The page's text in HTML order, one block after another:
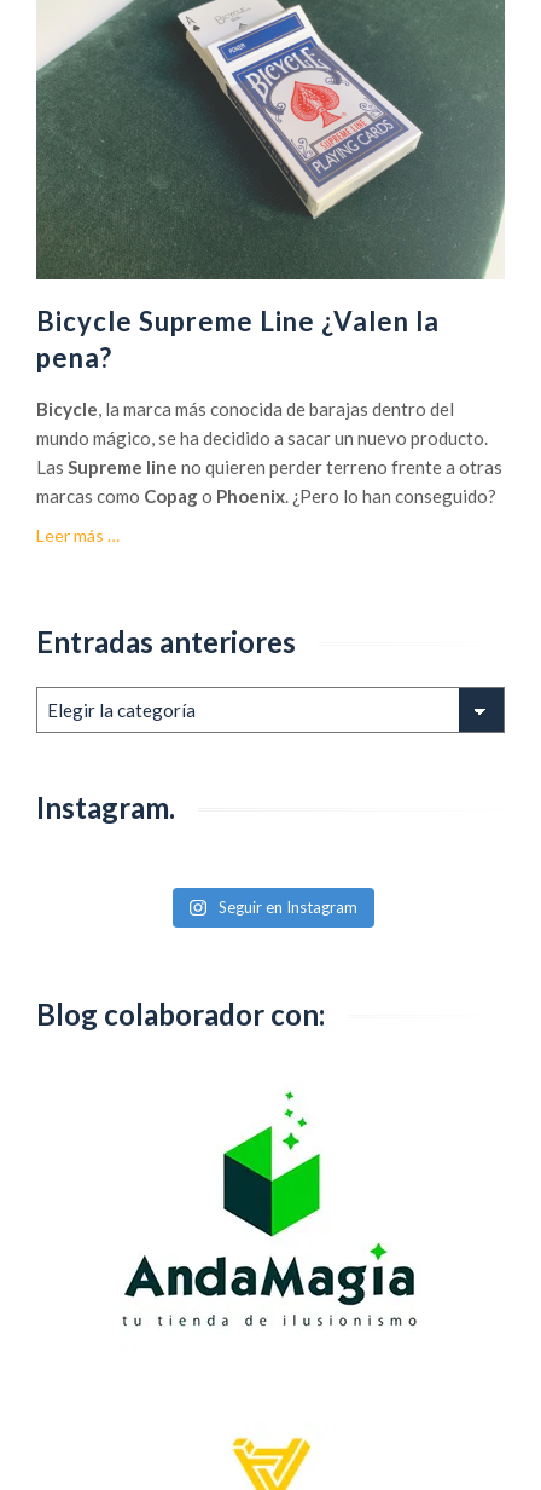
Bicycle Supreme Line ¿Valen la
pena?
Bicycle, la marca más conocida de barajas dentro del
mundo mágico, se ha decidido a sacar un nuevo producto.
Las Supreme line no quieren perder terreno frente a otras
marcas como Copago Phoenix. ¿Pero lo han conseguido?
Leer más
¿Valen
pena?
…
Entradas anteriores
anteriores
Instagram.
Seguir en Instagram
Blog colaborador con: